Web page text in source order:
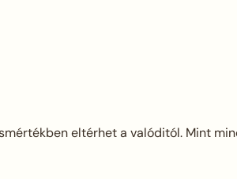
eltérhet a valóditól. Mint